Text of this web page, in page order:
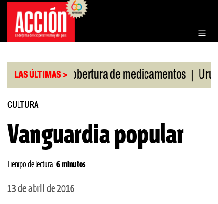
Saltar
contenido
LAS ÚLTIMAS >
por cobertura de medicamentos | Uruguay
CULTURA
Vanguardia popular
Tiempo de lectura: 6 minutos
13 de abril de 2016